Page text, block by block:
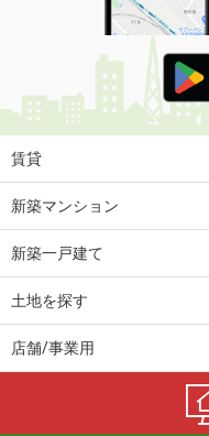
賃貸
新築マンション
新築一戸建て
土地を探す
店舗/事業用